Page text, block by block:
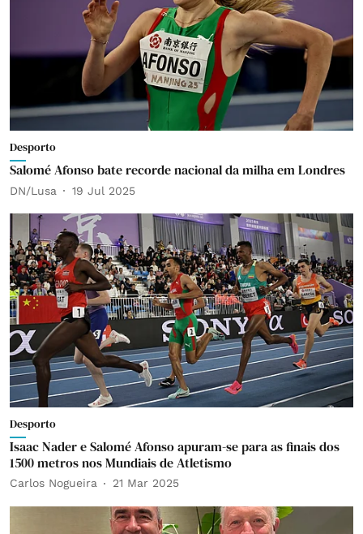
Desporto
Salomé Afonso bate recorde nacional da milha em Londres
DN/Lusa 19 Jul 2025
Desporto
Isaac Nader e Salomé Afonso apuram-se para as finais dos
1500 metros nos Mundiais de Atletismo
Carlos Nogueira 21 Mar 2025